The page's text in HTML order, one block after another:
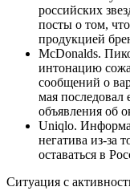
российских
посты о том,
продукцией
McDonalds.
интонацию
сообщений о
мая последовал
объявления об
Uniqlo.
негатива из-за
оставаться в
Ситуация с